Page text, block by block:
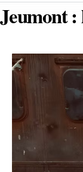
Jeumont :